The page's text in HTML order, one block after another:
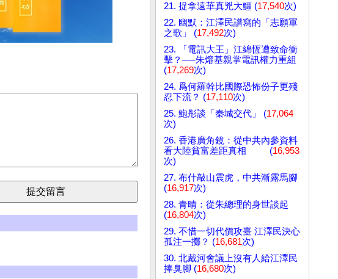
21. 捉拿遠華真兇大鱷 (17,540次)
22. 幽默：江澤民譜寫的「志願軍
之歌」 (17,492次)
23. 「電訊大王」江綿恆遭致命衝
擊？──朱熔基親掌電訊權力重組
(17,269次)
24. 爲何羅幹比國際恐怖份子更殘
忍下流？ (17,110次)
25. 鮑彤談「秦城交代」 (17,064
次)
26. 香港廣角鏡：從中共內參資料
看大陸貧富差距真相 (16,953
次)
27. 布什敲山震虎，中共漸露馬腳
(16,917次)
28. 青晴：從朱總理的身世談起
(16,804次)
29. 不惜一切代價攻臺 江澤民決心
孤注一擲？ (16,681次)
30. 北戴河會議上沒有人給江澤民
捧臭腳 (16,680次)